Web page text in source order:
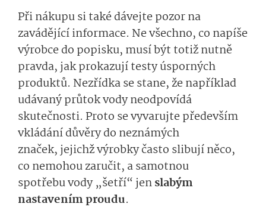
Při nákupu si také dávejte pozor na
zavádějící informace. Nevšechno, co napíše
výrobce do popisku, musí být totiž nutně
pravda, jak prokazují testy úsporných
produktů. Nezřídka se stane, že například
udávaný průtok vody neodpovídá
skutečnosti. Proto se vyvarujte především
vkládání důvěry do neznámých
značek,jejichž výrobky často slibují něco,
co nemohou zaručit, a samotnou
spotřebuvody „šetří“jenslabým
nastavenímprou­du.